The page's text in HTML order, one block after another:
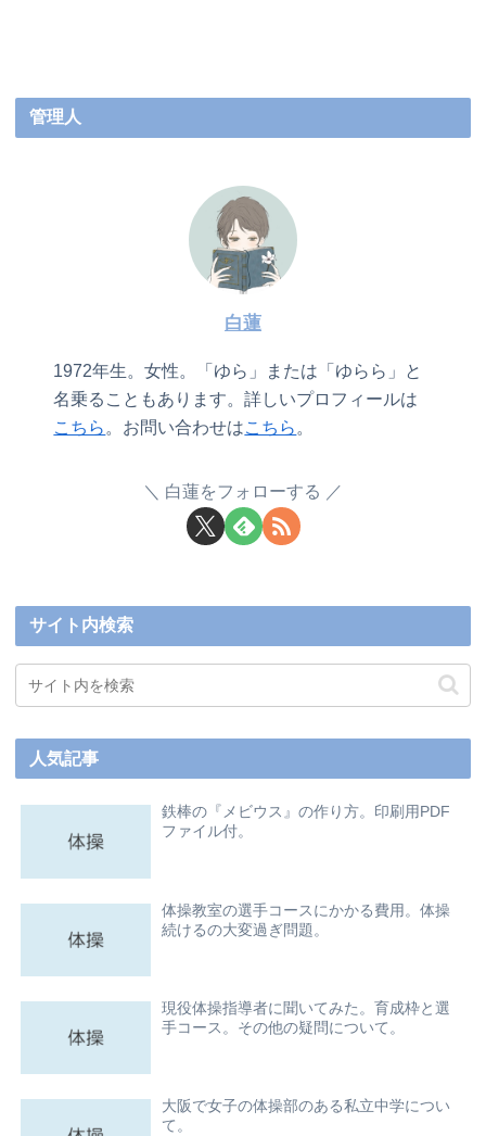
管理人
白蓮
1972年生。女性。「ゆら」または「ゆらら」と
名乗ることもあります。詳しいプロフィールは
こちら 。お問い合わせはこちら 。
白蓮をフォローする
サイト内検索
人気記事
鉄棒の『メビウス』の作り方。印刷用PDF
ファイル付。
体操教室の選手コースにかかる費用。体操
続けるの大変過ぎ問題。
現役体操指導者に聞いてみた。育成枠と選
手コース。その他の疑問について。
大阪で女子の体操部のある私立中学につい
て。